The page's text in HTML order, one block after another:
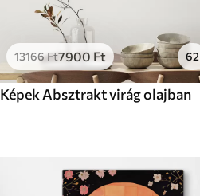
13166Ft7900 Ft 62
Képek Absztrakt virág olajban